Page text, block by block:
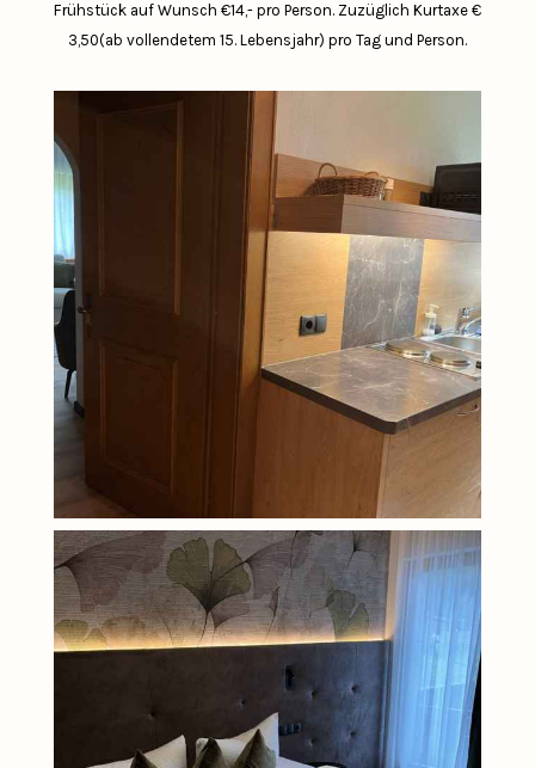
Frühstück auf Wunsch €14,- pro Person. Zuzüglich Kurtaxe €
3,50(ab vollendetem 15. Lebensjahr) pro Tag und Person.